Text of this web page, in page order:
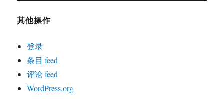
其他操作
登录
条目 feed
评论 feed
WordPress.org